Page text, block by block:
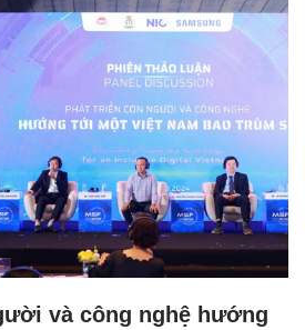
và công nghệ hướng